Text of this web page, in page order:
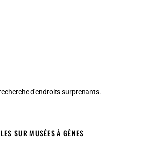
d'endroits surprenants.
SUR MUSÉES À GÊNES